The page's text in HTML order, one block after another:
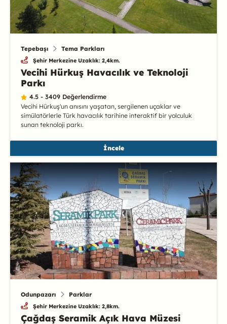
Tepebaşı Tema Parkları
Şehir Merkezine Uzaklık: 2,4km.
Vecihi Hürkuş Havacılık ve Teknoloji
Parkı
4.5 - 3409 Değerlendirme
Vecihi Hürkuş'un anısını yaşatan, sergilenen uçaklar ve
simülatörlerle Türk havacılık tarihine interaktif bir yolculuk
sunan teknoloji parkı.
İncele
Odunpazarı Parklar
Şehir Merkezine Uzaklık: 2,8km.
Çağdaş Seramik Açık Hava Müzesi